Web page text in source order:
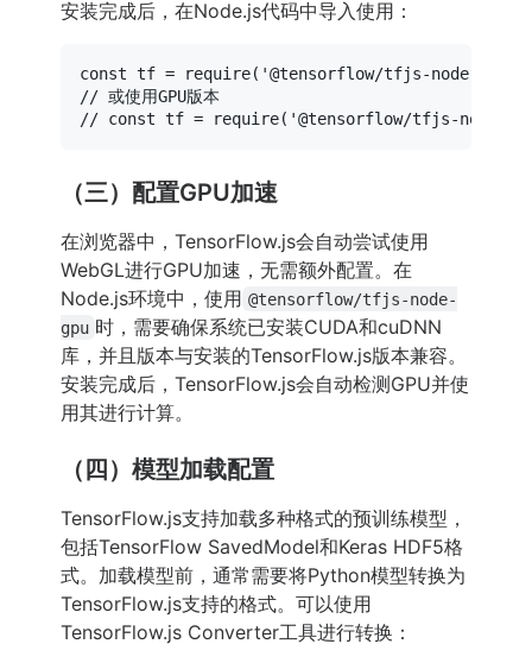
安装完成后，在Node.js代码中导入使用：
const tf = require( '@tensorflow/tfjs-node'
// 或使用GPU版本
// const tf = require('@tensorflow/tfjs-node-
（三）配置GPU加速
在浏览器中，TensorFlow.js会自动尝试使用
WebGL进行GPU加速，无需额外配置。在
Node.js环境中，使用 @tensorflow/tfjs-node-
gpu 时，需要确保系统已安装CUDA和cuDNN
库，并且版本与安装的TensorFlow.js版本兼容。
安装完成后，TensorFlow.js会自动检测GPU并使
用其进行计算。
（四）模型加载配置
TensorFlow.js支持加载多种格式的预训练模型，
包括TensorFlow SavedModel和Keras HDF5格
式。加载模型前，通常需要将Python模型转换为
TensorFlow.js支持的格式。可以使用
TensorFlow.js Converter工具进行转换：